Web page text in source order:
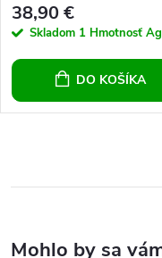
38,90 €
Skladom 1 Hmotnosť Ag
DO KOŠÍKA